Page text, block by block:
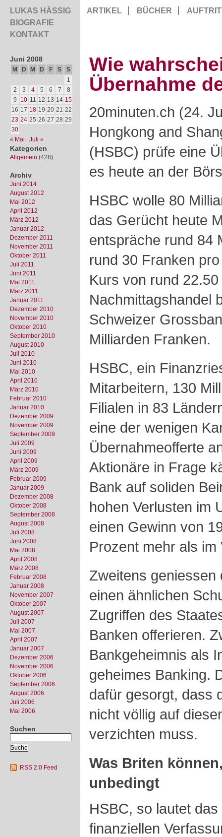
LUKAS HÄSSIG
BIOGRAFIE
KONTAKT
ARTIKEL BÜCHER
Juni 2008
M D M D F S
S
1
2
3 4 5 6 7
8
9
10 11 12 13 14 15
16 17 18 19 20 21 22
23 24 25 26 27 28 29
30
« Mai
Juli »
Kategorien
Allgemein (428)
Archiv
Juni 2014
August 2012
Mai 2012
April 2012
März 2012
Januar 2012
Dezember 2011
November 2011
Oktober 2011
Juli 2011
Juni 2011
Mai 2011
März 2011
Januar 2011
Dezember 2010
November 2010
Oktober 2010
September 2010
August 2010
Juli 2010
Juni 2010
Mai 2010
April 2010
März 2010
Februar 2010
Januar 2010
Dezember 2009
November 2009
September 2009
Juli 2009
Juni 2009
April 2009
März 2009
Februar 2009
Januar 2009
Dezember 2008
Oktober 2008
September 2008
August 2008
Juli 2008
Juni 2008
Mai 2008
April 2008
März 2008
Februar 2008
Januar 2008
November 2007
Oktober 2007
August 2007
Juli 2007
Mai 2007
April 2007
Januar 2007
Dezember 2006
November 2006
Oktober 2006
September 2006
August 2006
Juli 2006
Mai 2006
Suchen
RSS 2.0 Feed
Wie
Übernahme
20minuten.ch (24.
Hongkong and
(HSBC) prüfe eine
es heute an der
HSBC wolle 80
das Gerücht heute
entspräche rund 84
rund 30 Franken
Kurs von rund
Nachmittagshandel
Schweizer
Milliarden Franken.
HSBC, ein
Mitarbeitern, 130
Filialen in 83
eine der wenigen
Übernahmeofferte
Aktionäre in Frage
Bank auf soliden
hohen Verlusten im
einen Gewinn von
Prozent mehr als im
Zweitens geniessen
einen ähnlichen
Zugriffen des
Banken offerieren.
Bankgeheimnis als
geheimes Banking.
dafür gesorgt, dass
nicht völlig auf
verzichten muss.
Was Briten
unbedingt
HSBC, so lautet
finanziellen